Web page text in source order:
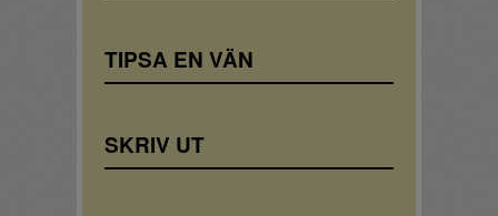
TIPSA EN VÄN
SKRIV UT